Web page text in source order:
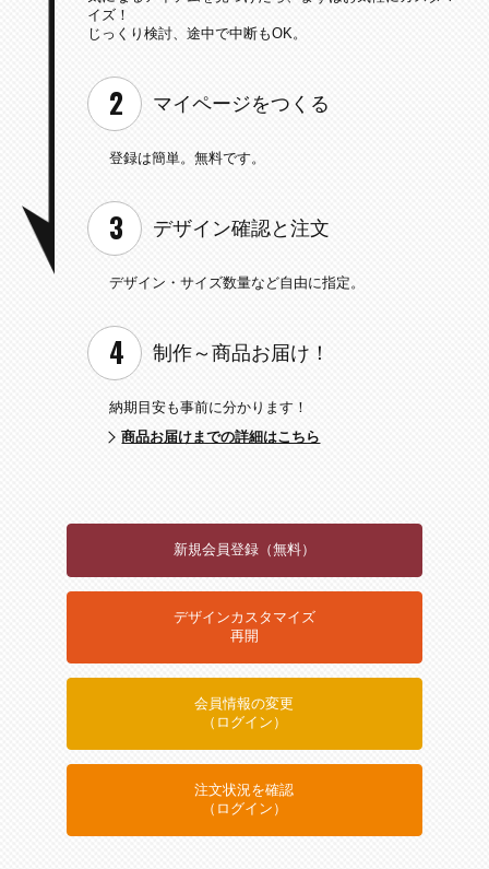
イズ！
じっくり検討、途中で中断もOK。
マイページをつくる
登録は簡単。無料です。
デザイン確認と注文
デザイン・サイズ数量など自由に指定。
制作～商品お届け！
納期目安も事前に分かります！
商品お届けまでの詳細はこちら
新規会員登録（無料）
デザインカスタマイズ
再開
会員情報の変更
（ログイン）
注文状況を確認
（ログイン）